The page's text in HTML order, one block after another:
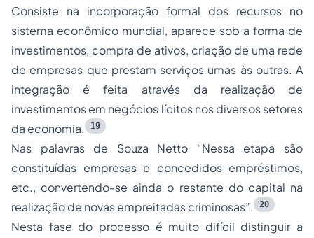
Consiste na incorporação formal dos recursos no
sistema econômico mundial, aparece sob a forma de
investimentos, compra de ativos, criação de uma rede
de empresas que prestam serviços umas às outras. A
integração é feita através da realização de
investimentos em negócios lícitos nos diversos setores
da economia.
19
Nas palavras de Souza Netto “Nessa etapa são
constituídas empresas e concedidos empréstimos,
etc., convertendo-se ainda o restante do capital na
realização de novas empreitadas criminosas”. 20
Nesta fase do processo é muito difícil distinguir a